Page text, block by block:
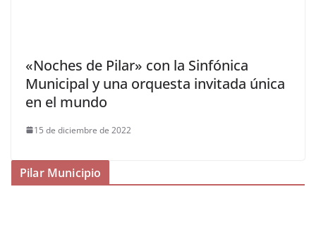
«Noches de Pilar» con la Sinfónica
Municipal y una orquesta invitada única
en el mundo
15 de diciembre de 2022
Pilar Municipio